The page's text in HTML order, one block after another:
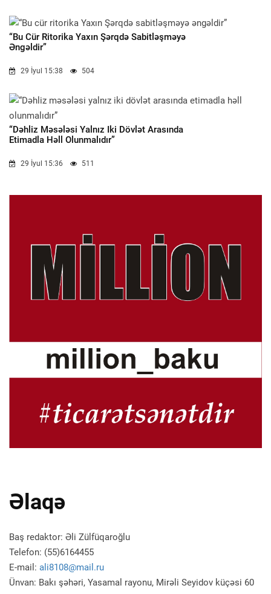
“Bu Cür Ritorika Yaxın Şərqdə Sabitləşməyə
Əngəldir”
29 İyul 15:38 504
“Dəhliz Məsələsi Yalnız Iki Dövlət Arasında
Etimadla Həll Olunmalıdır”
29 İyul 15:36 511
Əlaqə
Baş redaktor: Əli Zülfüqaroğlu
Telefon: (55)6164455
E-mail: ali8108@mail.ru
Ünvan: Bakı şəhəri, Yasamal rayonu, Mirəli Seyidov küçəsi 60